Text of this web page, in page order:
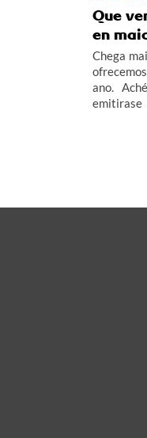
Que
en
Chega
ano.